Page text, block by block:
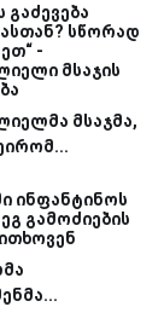
სწორად
-
მსაჯის
მსაჯმა,
ინფანტინოს
გამოძიების